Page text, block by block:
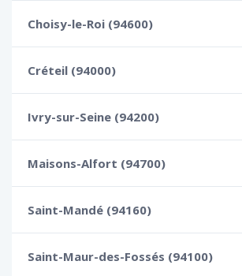
Choisy-le-Roi (94600)
Créteil (94000)
Ivry-sur-Seine (94200)
Maisons-Alfort (94700)
Saint-Mandé (94160)
Saint-Maur-des-Fossés (94100)